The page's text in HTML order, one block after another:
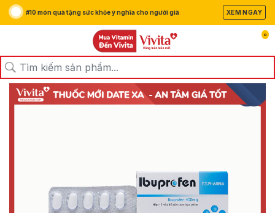
#10 món quà tặng sức khỏe ý nghĩa cho người già XEM NGAY
0
Trang chủ/Sản Phẩm/Thuốc